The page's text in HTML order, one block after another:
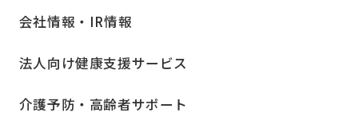
会社情報・IR情報
法人向け健康支援サービス
介護予防・高齢者サポート